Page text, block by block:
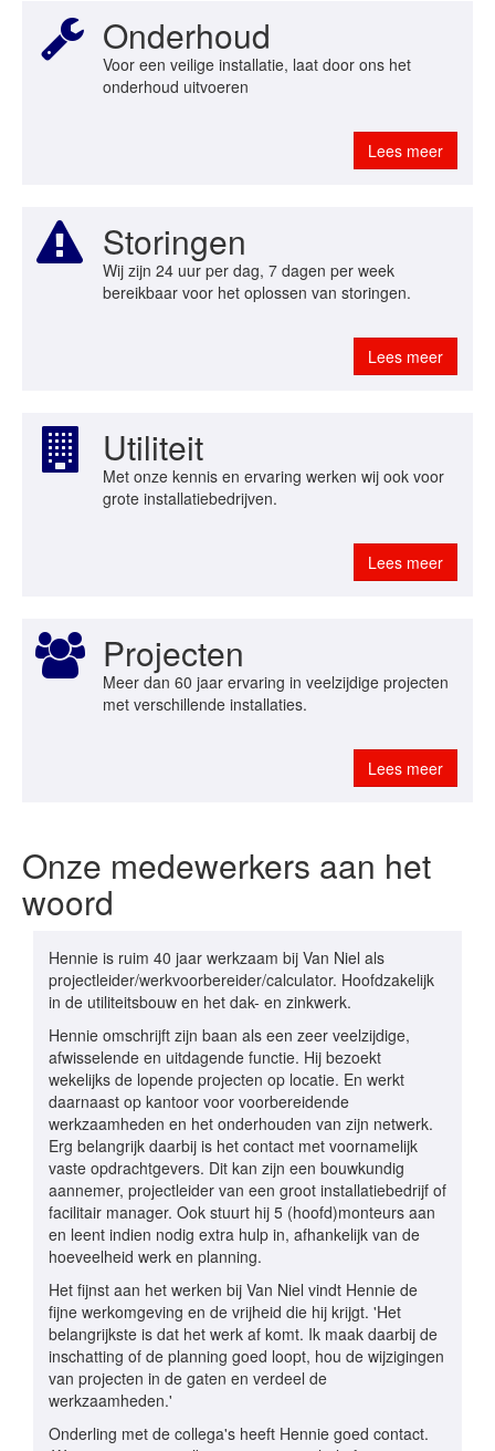
Onderhoud
Voor een veilige installatie, laat door ons het
onderhoud uitvoeren
Lees meer
Storingen
Wij zijn 24 uur per dag, 7 dagen per week
bereikbaar voor het oplossen van storingen.
Lees meer
Utiliteit
Met onze kennis en ervaring werken wij ook voor
grote installatiebedrijven.
Lees meer
Projecten
Meer dan 60 jaar ervaring in veelzijdige projecten
met verschillende installaties.
Lees meer
Onze medewerkers aan het
woord
Hennie is ruim 40 jaar werkzaam bij Van Niel als
projectleider/werkvoorbereider/calculator. Hoofdzakelijk
in de utiliteitsbouw en het dak- en zinkwerk.
Hennie omschrijft zijn baan als een zeer veelzijdige,
afwisselende en uitdagende functie. Hij bezoekt
wekelijks de lopende projecten op locatie. En werkt
daarnaast op kantoor voor voorbereidende
werkzaamheden en het onderhouden van zijn netwerk.
Erg belangrijk daarbij is het contact met voornamelijk
vaste opdrachtgevers. Dit kan zijn een bouwkundig
aannemer, projectleider van een groot installatiebedrijf of
facilitair manager. Ook stuurt hij 5 (hoofd)monteurs aan
en leent indien nodig extra hulp in, afhankelijk van de
hoeveelheid werk en planning.
Het fijnst aan het werken bij Van Niel vindt Hennie de
fijne werkomgeving en de vrijheid die hij krijgt. 'Het
belangrijkste is dat het werk af komt. Ik maak daarbij de
inschatting of de planning goed loopt, hou de wijzigingen
van projecten in de gaten en verdeel de
werkzaamheden.'
Onderling met de collega's heeft Hennie goed contact.